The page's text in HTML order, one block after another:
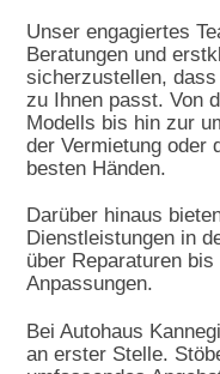
Unser engagiertes
Beratungen und
sicherzustellen,
zu Ihnen passt. Von
Modells bis hin zur
der Vermietung oder
besten Händen.
Darüber hinaus
Dienstleistungen in
über Reparaturen
Anpassungen.
Bei Autohaus
an erster Stelle.